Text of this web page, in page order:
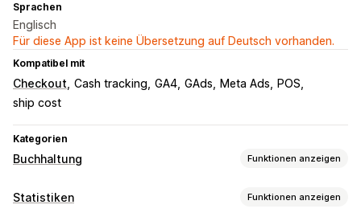
Sprachen
Englisch
Für diese App ist keine Übersetzung auf Deutsch vorhanden.
Kompatibel mit
Checkout Cash tracking GA4 GAds Meta Ads
POS
ship cost
Kategorien
Buchhaltung Funktionen anzeigen
Finanzielle Berichte
Statistiken Funktionen anzeigen